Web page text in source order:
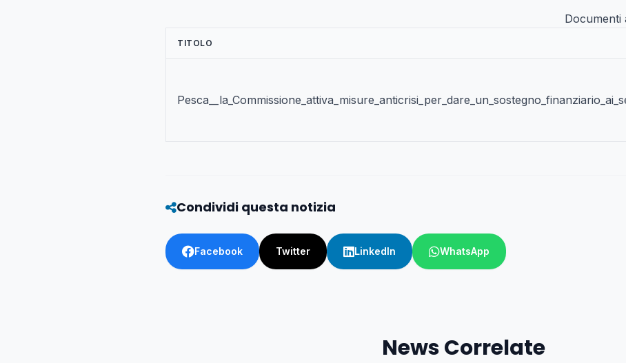
Documenti
TITOLO
Condividi questa notizia
Facebook Twitter LinkedIn WhatsApp
News Correlate